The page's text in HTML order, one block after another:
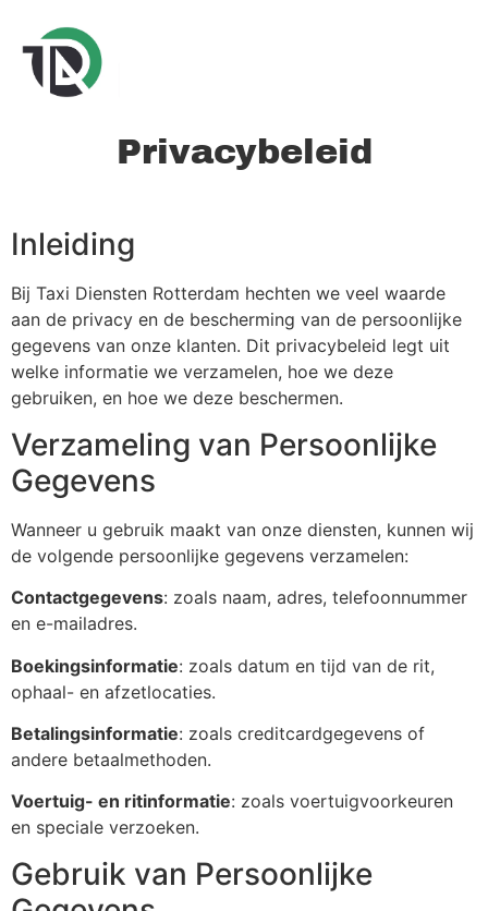
Privacybeleid
Inleiding
Bij Taxi Diensten Rotterdam hechten we veel waarde
aan de privacy en de bescherming van de persoonlijke
gegevens van onze klanten. Dit privacybeleid legt uit
welke informatie we verzamelen, hoe we deze
gebruiken, en hoe we deze beschermen.
Verzameling van Persoonlijke
Gegevens
Wanneer u gebruik maakt van onze diensten, kunnen wij
de volgende persoonlijke gegevens verzamelen:
Contactgegevens: zoals naam, adres, telefoonnummer
en e-mailadres.
Boekingsinformatie: zoals datum en tijd van de rit,
ophaal- en afzetlocaties.
Betalingsinformatie: zoals creditcardgegevens of
andere betaalmethoden.
Voertuig- en ritinformatie: zoals voertuigvoorkeuren
en speciale verzoeken.
Gebruik van Persoonlijke